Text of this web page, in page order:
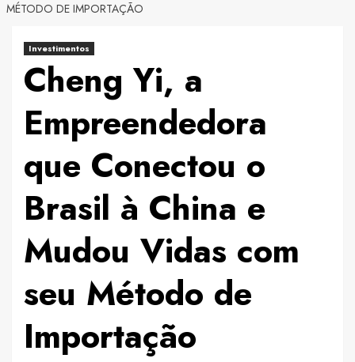
MÉTODO DE IMPORTAÇÃO
Investimentos
Cheng Yi, a
Empreendedora
que Conectou o
Brasil à China e
Mudou Vidas com
seu Método de
Importação